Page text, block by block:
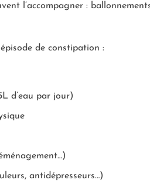
l’accompagner :
de constipation :
d’eau par jour)
antidépresseurs…)